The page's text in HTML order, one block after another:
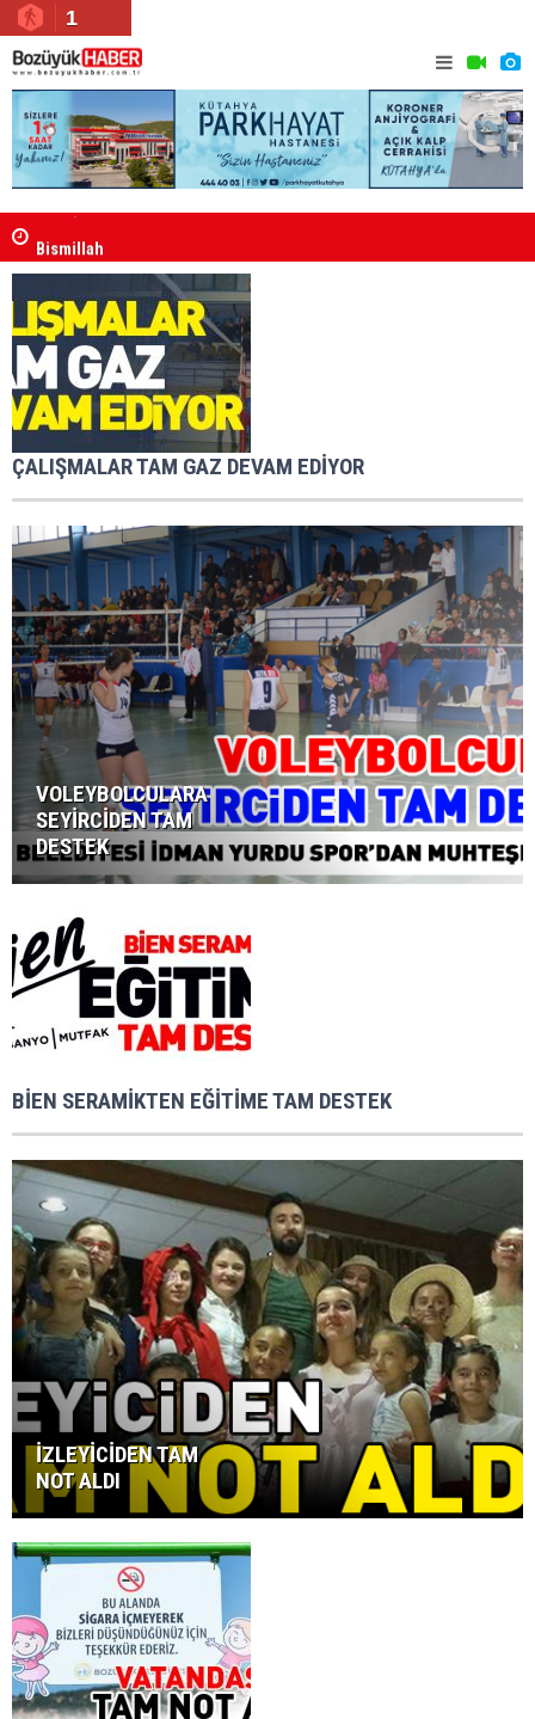
1
Bismillah
ÇALIŞMALAR TAM GAZ DEVAM EDİYOR
VOLEYBOLCULARA
SEYİRCİDEN TAM
DESTEK
BİEN SERAMİKTEN EĞİTİME TAM DESTEK
İZLEYİCİDEN TAM
NOT ALDI